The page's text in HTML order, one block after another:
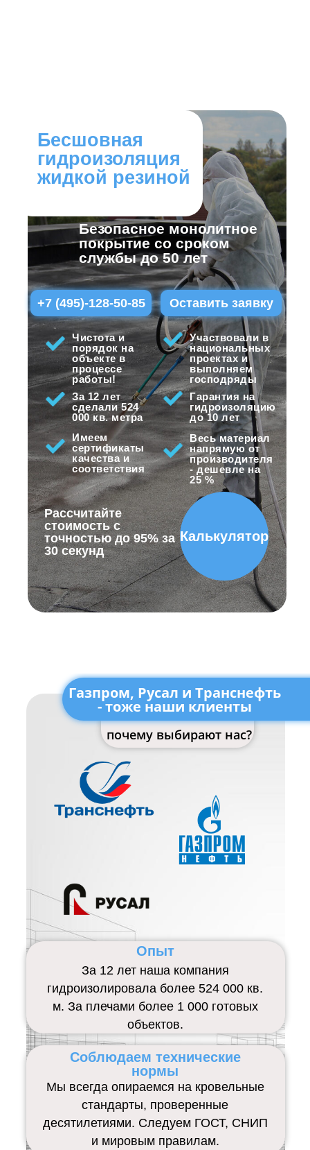
Бесшовная
гидроизоляция
жидкой резиной
Имеем
сертификаты
качества и
соответствия
Гарантия на
гидроизоляцию
до 10 лет
За 12 лет
сделали 524
000 кв. метра
Чистота и
порядок на
объекте в
процессе
работы!
Весь материал
напрямую от
производителя
- дешевле на
25 %
Участвовали в
национальных
проектах и
выполняем
господряды
Безопасное монолитное
покрытие со сроком
службы до 50 лет
+7 (495)-128-50-85
Рассчитайте
стоимость с
точностью до 95% за
30 секунд
Оставить заявку
Калькулятор
За 12 лет наша компания
гидроизолировала более 524 000 кв.
м. За плечами более 1 000 готовых
объектов.
Мы всегда опираемся на кровельные
стандарты, проверенные
десятилетиями. Следуем ГОСТ, СНИП
и мировым правилам.
Опыт
почему выбирают нас?
Газпром, Русал и Транснефть
- тоже наши клиенты
Соблюдаем технические
нормы